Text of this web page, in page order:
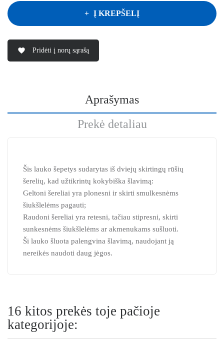
Į KREPŠELĮ
favorite Pridėti į norų sąrašą
Aprašymas
Prekė detaliau
Šis lauko šepetys sudarytas iš dviejų skirtingų rūšių
šerelių, kad užtikrintų kokybiška šlavimą:
Geltoni šereliai yra plonesni ir skirti smulkesnėms
šiukšlelėms pagauti;
Raudoni šereliai yra retesni, tačiau stipresni, skirti
sunkesnėms šiukšlelėms ar akmenukams sušluoti.
Ši lauko šluota palengvina šlavimą, naudojant ją
nereikės naudoti daug jėgos.
16 kitos prekės toje pačioje
kategorijoje: